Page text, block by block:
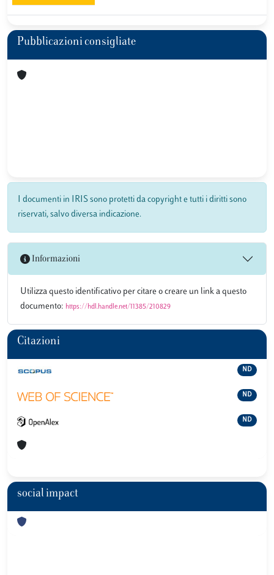
Pubblicazioni consigliate
I documenti in IRIS sono protetti da copyright e tutti i diritti sono
riservati, salvo diversa indicazione.
Informazioni
Utilizza questo identificativo per citare o creare un link a questo
documento: https://hdl.handle.net/11385/210829
Citazioni
ND
ND
ND
social impact